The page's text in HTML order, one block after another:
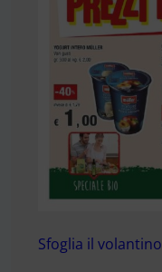
Sfoglia il volantino